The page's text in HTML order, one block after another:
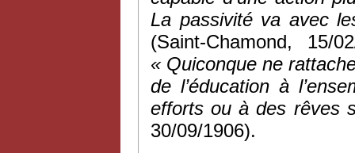
La passivité va avec
(Saint-Chamond, 15/
« Quiconque ne
de l’éducation à
efforts ou à des rêves
30/09/1906).